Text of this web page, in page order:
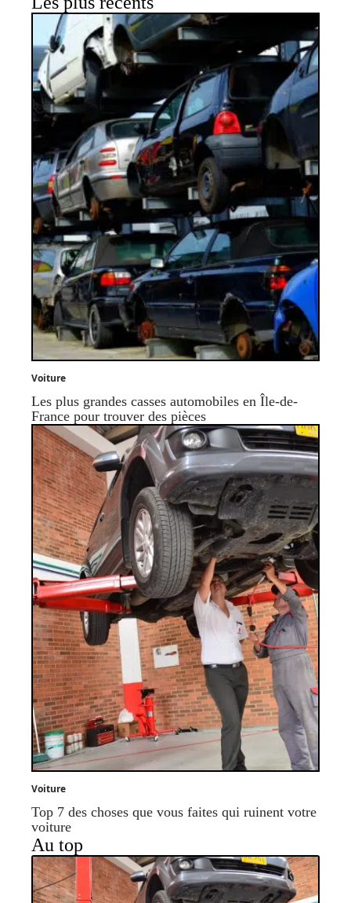
Voiture
Les plus grandes casses automobiles en Île-de-
France pour trouver des pièces
Voiture
Top 7 des choses que vous faites qui ruinent votre
voiture
Au top